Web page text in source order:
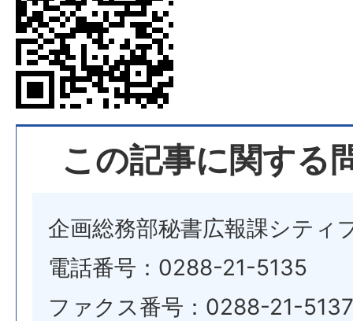
この記事に関する
企画総務部秘書広報課シティ
電話番号：0288-21-5135
ファクス番号：0288-21-5137